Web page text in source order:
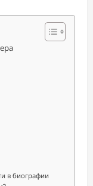
в биографии